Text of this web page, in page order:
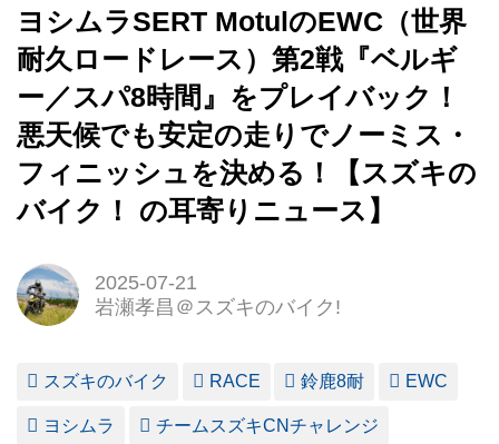
ヨシムラSERT MotulのEWC（世界
耐久ロードレース）第2戦『ベルギ
ー／スパ8時間』をプレイバック！
悪天候でも安定の走りでノーミス・
フィニッシュを決める！【スズキの
バイク！ の耳寄りニュース】
2025-07-21
岩瀬孝昌＠スズキのバイク!
スズキのバイク RACE 鈴鹿8耐 EWC
ヨシムラ チームスズキCNチャレンジ